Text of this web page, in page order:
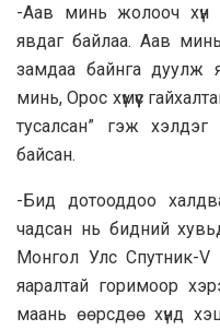
-Аав минь жолооч хүн
явдаг байлаа. Аав
замдаа байнга дуулж
минь, Орос хүмүүс
тусалсан” гэж
байсан.
-Бид дотооддоо
чадсан нь бидний
Монгол Улс Спутник-
яаралтай горимоор
маань өөрсдөө хүнд